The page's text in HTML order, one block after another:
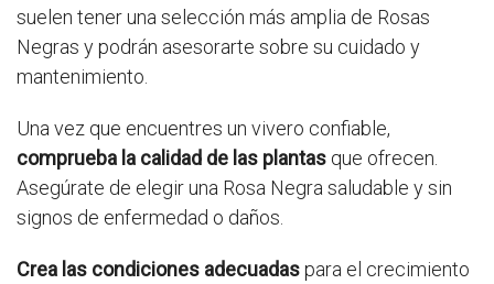
suelen tener una selección más amplia de Rosas
Negras y podrán asesorarte sobre su cuidado y
mantenimiento.
Una vez que encuentres un vivero confiable,
comprueba la calidad de las plantas que ofrecen.
Asegúrate de elegir una Rosa Negra saludable y sin
signos de enfermedad o daños.
Crea las condiciones adecuadaspara el crecimiento